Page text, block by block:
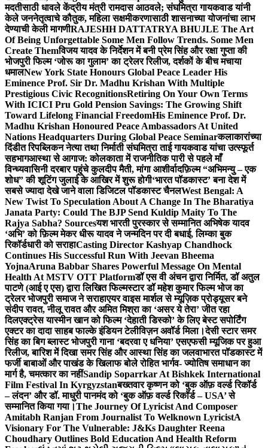
मदतीसाठी धावले केंद्रीय मंत्री रामदास आठवले; संघमित्रा गायकवाड यांनी
केले जननेतृत्वाचे कौतुक, महिला सक्षमीकरणासाठी शासनाच्या योजनांचा लाभ
देण्याची केली मागणीRAJESHH DATTATRYA BHUJLE The Art
Of Being Unforgettable Some Men Follow Trends. Some Men
Create Themविजय यादव के निर्देशन में बनी प्रेम सिंह और रक्षा गुप्ता की
भोजपुरी फिल्म ‘जोरू का गुलाम’ का ट्रेलर रिलीज, दर्शकों के बीच मचाया
धमालNew York State Honours Global Peace Leader His
Eminence Prof. Sir Dr. Madhu Krishan With Multiple
Prestigious Civic RecognitionsRetiring On Your Own Terms
With ICICI Pru Gold Pension Savings: The Growing Shift
Toward Lifelong Financial FreedomHis Eminence Prof. Dr.
Madhu Krishan Honoured Peace Ambassadors At United
Nations Headquarters During Global Peace Seminarकलाकारांच्या
दिंडीत रिपब्लिकन नेत्या तथा निर्माती संघमित्रा ताई गायकवाड यांचा उत्स्फूर्त
सहभागआस्था से आगाज: कोलकाता में राजनीतिक पारी से पहले माँ
विन्ध्यवासिनी दरबार पहुंचे कुलदीप मैती, मांगा आशीर्वादफ़िल्म “अभिमन्यु – एक
शोध” की शूटिंग जुलाई के आखिर में शुरू होगी‘भारत पॉडकास्ट’ बना देश में
सबसे ज्यादा देखे जाने वाला डिजिटल पॉडकास्ट चैनलWest Bengal: A
New Twist To Speculation About A Change In The Bharatiya
Janata Party: Could The BJP Send Kuldip Maity To The
Rajya Sabha? Sourcesयश भारती पुरस्कार से सम्मानित अभिषेक यादव
‘अभि’ को फ़िल्म मेकर धीरू यादव ने जन्मदिन पर दी बधाई, लिम्का बुक
रिकॉर्डधारी को सराहाCasting Director Kashyap Chandhock
Continues His Successful Run With Jeevan Bheema
YojnaAruna Babbar Shares Powerful Message On Mental
Health At MSTV OTT Platformडॉ एस वी अंचन द्वारा निर्मित, डॉ अतुल
पाटणे (आई ए एस) द्वारा लिखित फिल्मस्टार डॉ महेश कुमार फिल्म भोज का
ट्रेलर भोजपुरी समाज ने सराहाएयर वाइस मार्शल से म्यूज़िक प्रोड्यूसर बने
संदीप रावत, नीलू रावत और अमित मिश्रा का ‘असर ये तेरा’ जीत रहा
दिलएक्ट्रेस यास्मीन खान को फिल्म ‘देहाती डिस्को’ के लिए बेस्ट सपोर्टिंग
एक्टर का दादा साहब फाल्के इंडियन टेलीविज़न अवॉर्ड मिला।देसी स्टार समर
सिंह का बिग ब्लास्ट भोजपुरी गाना ‘बदरवा ए धनिया’ एसएफसी म्यूजिक पर हुआ
रिलीज, बारिश में दिखा समर सिंह और आस्था सिंह का जलवाभारत पॉडकास्ट में
फर्जी बाबाओं और पाखंड के खिलाफ बोले रोहित भार्गव- ज्योतिष समाधान का
मार्ग है, चमत्कार का नहींSandip Soparrkar At Bishkek International
Film Festival In Kyrgyzstanबख्तवार कृष्णन को ‘बुक ऑफ़ वर्ल्ड रिकॉर्ड
– लंदन’ और डॉ. माधुरी पानमंद को ‘बुक ऑफ़ वर्ल्ड रिकॉर्ड – USA’ से
सम्मानित किया गया।The Journey Of Lyricist And Composer
Amitabh Ranjan From Journalist To Welknown LyricistA
Visionary For The Vulnerable: J&Ks Daughter Reena
Choudhary Outlines Bold Education And Health Reform